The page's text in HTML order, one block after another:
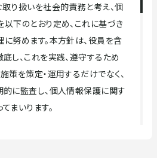
り扱いを社会的責務と考え、個
下のとおり定め、これに基づき
努めます。本方針は、役員を含
し、これを実践、遵守するため
策を策定・運用するだけでなく、
に監査し、個人情報保護に関す
まいります。